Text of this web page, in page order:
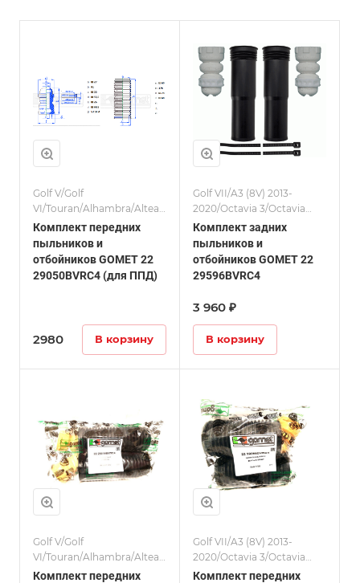
Golf V/Golf
VI/Touran/Alhambra/Altea/Toledo/Q3
(8U) 2011-2018/Octavia
2/Superb 2/Leon (1P)/
Комплекты/Passat (B6/B7,
CC)/Tiguan I 08-15/A3 (8P)
Комплект передних
пыльников и
отбойников GOMET 22
29050BVRC4 (для ППД)
2980 В корзину
Golf VII/A3 (8V) 2013-
2020/Octavia 3/Octavia
4/Leon (5F)/Комплекты
Комплект задних
пыльников и
отбойников GOMET 22
29596BVRC4
3 960 ₽
В корзину
Golf V/Golf
VI/Touran/Alhambra/Altea/Toledo/Q3
(8U) 2011-2018/Octavia
Комплект передних
Golf VII/A3 (8V) 2013-
2020/Octavia 3/Octavia
4/Leon (5F)/Комплекты
Комплект передних